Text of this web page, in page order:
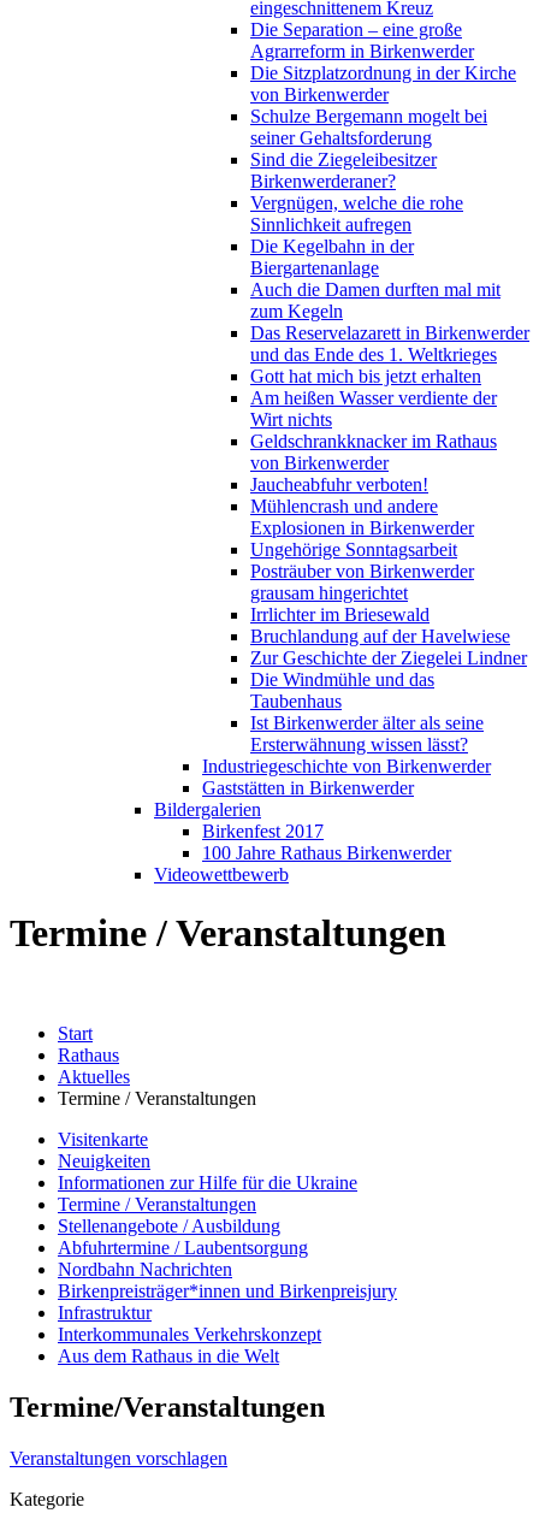
eingeschnittenem Kreuz
Die Separation – eine große
Agrarreform in Birkenwerder
Die Sitzplatzordnung in der Kirche
von Birkenwerder
Schulze Bergemann mogelt bei
seiner Gehaltsforderung
Sind die Ziegeleibesitzer
Birkenwerderaner?
Vergnügen, welche die rohe
Sinnlichkeit aufregen
Die Kegelbahn in der
Biergartenanlage
Auch die Damen durften mal mit
zum Kegeln
Das Reservelazarett in Birkenwerder
und das Ende des 1. Weltkrieges
Gott hat mich bis jetzt erhalten
Am heißen Wasser verdiente der
Wirt nichts
Geldschrankknacker im Rathaus
von Birkenwerder
Jaucheabfuhr verboten!
Mühlencrash und andere
Explosionen in Birkenwerder
Ungehörige Sonntagsarbeit
Posträuber von Birkenwerder
grausam hingerichtet
Irrlichter im Briesewald
Bruchlandung auf der Havelwiese
Zur Geschichte der Ziegelei Lindner
Die Windmühle und das
Taubenhaus
Ist Birkenwerder älter als seine
Ersterwähnung wissen lässt?
Industriegeschichte von Birkenwerder
Gaststätten in Birkenwerder
Bildergalerien
Birkenfest 2017
100 Jahre Rathaus Birkenwerder
Videowettbewerb
Termine / Veranstaltungen
Start
Rathaus
Aktuelles
Termine / Veranstaltungen
Visitenkarte
Neuigkeiten
Informationen zur Hilfe für die Ukraine
Termine / Veranstaltungen
Stellenangebote / Ausbildung
Abfuhrtermine / Laubentsorgung
Nordbahn Nachrichten
Birkenpreisträger*innen und Birkenpreisjury
Infrastruktur
Interkommunales Verkehrskonzept
Aus dem Rathaus in die Welt
Termine/Veranstaltungen
Veranstaltungen vorschlagen
Kategorie